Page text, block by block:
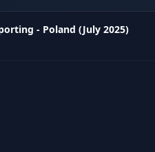
- Poland (July 2025)